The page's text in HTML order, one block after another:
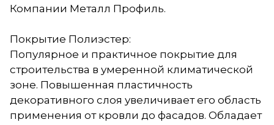
Компании Металл Профиль.
Покрытие Полиэстер:
Популярное и практичное покрытие для
строительства в умеренной климатической
зоне. Повышенная пластичность
декоративного слоя увеличивает его область
применения от кровли до фасадов. Обладает